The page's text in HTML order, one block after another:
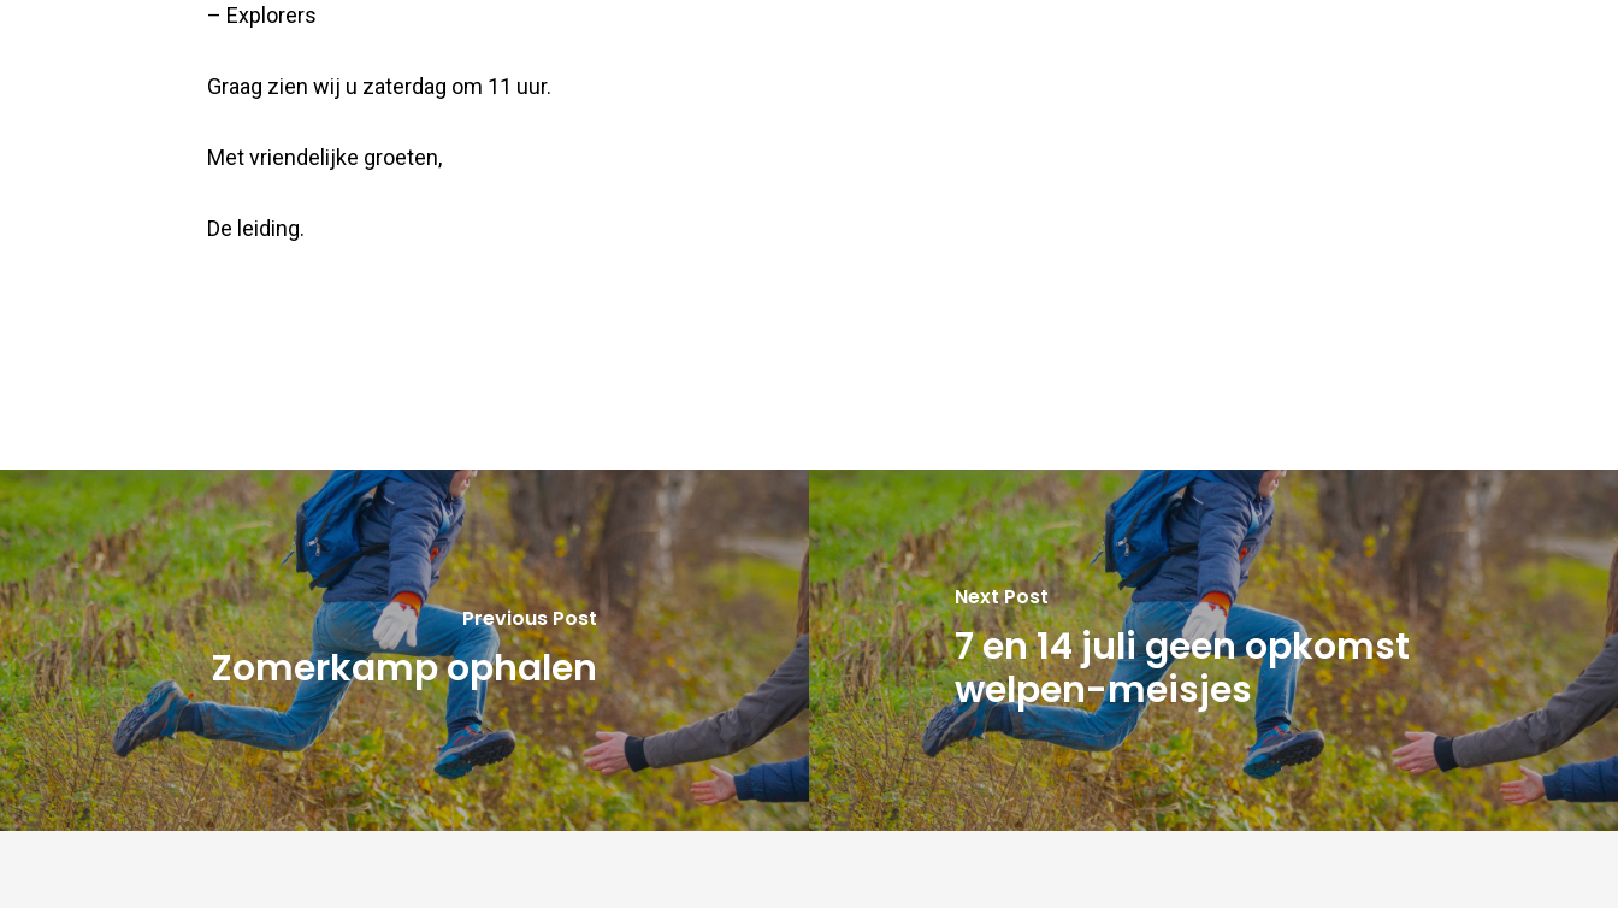
– Explorers
Graag zien wij u zaterdag om 11 uur.
Met vriendelijke groeten,
De leiding.
Previous Post
Zomerkamp ophalen
Next Post
7 en 14 juli geen opkomst
welpen-meisjes